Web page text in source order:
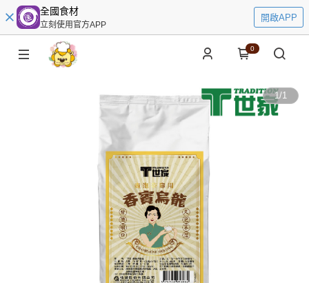
全國食材
立刻使用官方APP
開啟APP
0
1/1